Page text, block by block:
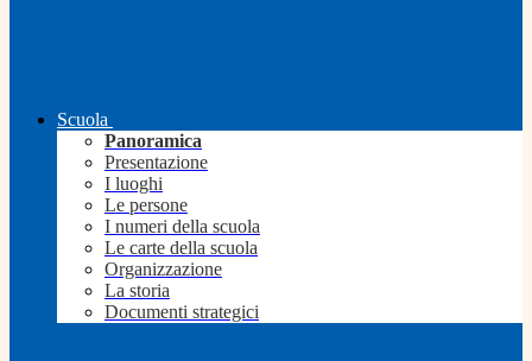
Scuola
Panoramica
Presentazione
I luoghi
Le persone
I numeri della scuola
Le carte della scuola
Organizzazione
La storia
Documenti strategici